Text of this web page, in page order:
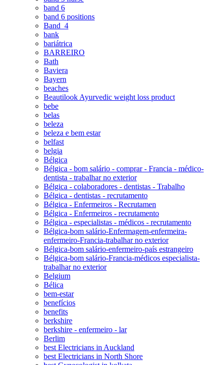
band 6
band 6 positions
Band_4
bank
bariátrica
BARREIRO
Bath
Baviera
Bayern
beaches
Beautilook Ayurvedic weight loss product
bebe
belas
beleza
beleza e bem estar
belfast
belgia
Bélgica
Bélgica - bom salário - comprar - Francia - médico-
dentista - trabalhar no exterior
Bélgica - colaboradores - dentistas - Trabalho
Bélgica - dentistas - recrutamento
Bélgica - Enfermeiros - Recrutamen
Bélgica - Enfermeiros - recrutamento
Bélgica - especialistas - médicos - recrutamento
Bélgica-bom salário-Enfermagem-enfermeira-
enfermeiro-Francia-trabalhar no exterior
Bélgica-bom salário-enfermeiro-país estrangeiro
Bélgica-bom salário-Francia-médicos especialista-
trabalhar no exterior
Belgium
Bélica
bem-estar
benefícios
benefits
berkshire
berkshire - enfermeiro - lar
Berlim
best Electricians in Auckland
best Electricians in North Shore